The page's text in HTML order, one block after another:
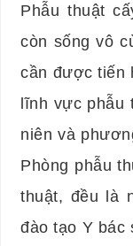
Phẫu thuật
còn sống vô
cần được tiến
lĩnh vực phẫu
niên và
Phòng phẫu
thuật, đều là
đào tạo Y bác